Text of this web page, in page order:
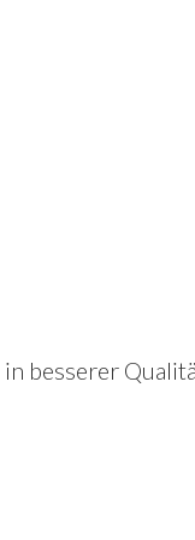
besserer